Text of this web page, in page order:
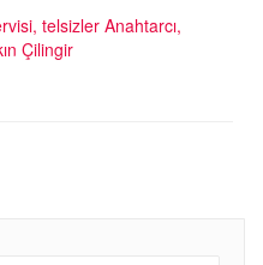
telsizler Anahtarcı,
Çilingir